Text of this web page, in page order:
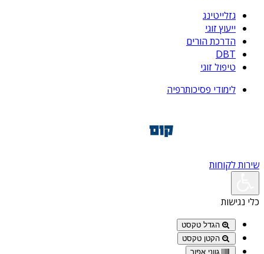
גזלייטינג
ייעוץ זוגי
הדרכת הורים
DBT
טיפול זוגי
לימודי פסיכותרפיה
שירות לקוחות
כלי נגישות
הגדל טקסט
הקטן טקסט
גווני אפור